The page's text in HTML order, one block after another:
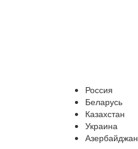
Россия
Беларусь
Казахстан
Украина
Азербайджан